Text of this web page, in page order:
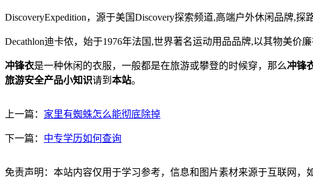
DiscoveryExpedition，源于美国Discovery探索频道,高端户外休闲品牌,
Decathlon迪卡侬，始于1976年法国,世界著名运动用品品牌,以其物美价
冲锋衣是一种休闲的衣服，一般都是在旅游或攀登的时候穿，那么冲锋
旅游安全产品小知识请到 本站。
上一篇： 家里有蜘蛛怎么能彻底除掉
下一篇： 中专学历如何查询
免责声明：本站内容仅用于学习参考，信息和图片素材来源于互联网，